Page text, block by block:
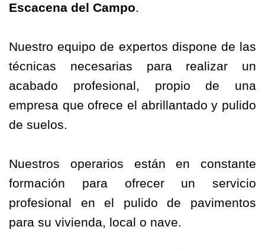
Escacena del Campo.
Nuestro equipo de expertos dispone de las
técnicas necesarias para realizar un
acabado profesional, propio de una
empresa que ofrece el abrillantado y pulido
de suelos.
Nuestros operarios están en constante
formación para ofrecer un servicio
profesional en el pulido de pavimentos
para su vivienda, local o nave.